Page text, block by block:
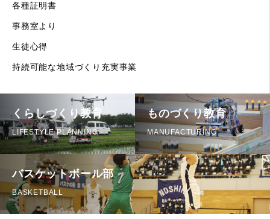
各種証明書
事務室より
生徒心得
持続可能な地域づくり充実事業
くらしづくり教育
LIFESTYLE PLANNING
ものづくり教育
MANUFACTURING
バスケットボール部
BASKETBALL